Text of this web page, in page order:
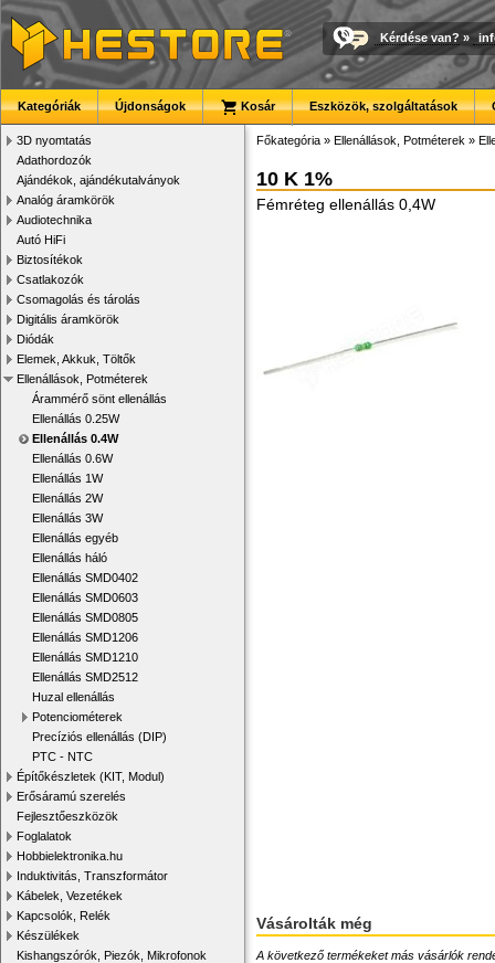
Kérdése van? »
Kategóriák Újdonságok Kosár Eszközök, szolgáltatások
3D nyomtatás
Adathordozók
Ajándékok, ajándékutalványok
Analóg áramkörök
Audiotechnika
Autó HiFi
Biztosítékok
Csatlakozók
Csomagolás és tárolás
Digitális áramkörök
Diódák
Elemek, Akkuk, Töltők
Ellenállások, Potméterek
Árammérő sönt ellenállás
Ellenállás 0.25W
Ellenállás 0.4W
Ellenállás 0.6W
Ellenállás 1W
Ellenállás 2W
Ellenállás 3W
Ellenállás egyéb
Ellenállás háló
Ellenállás SMD0402
Ellenállás SMD0603
Ellenállás SMD0805
Ellenállás SMD1206
Ellenállás SMD1210
Ellenállás SMD2512
Huzal ellenállás
Potenciométerek
Precíziós ellenállás (DIP)
PTC - NTC
Építőkészletek (KIT, Modul)
Erősáramú szerelés
Fejlesztőeszközök
Foglalatok
Hobbielektronika.hu
Induktivitás, Transzformátor
Kábelek, Vezetékek
Kapcsolók, Relék
Készülékek
Kishangszórók, Piezók, Mikrofonok
Főkategória » Ellenállások, Potméterek »
10 K 1%
Fémréteg ellenállás 0,4W
Vásárolták még
A következő termékeket más vásárlók